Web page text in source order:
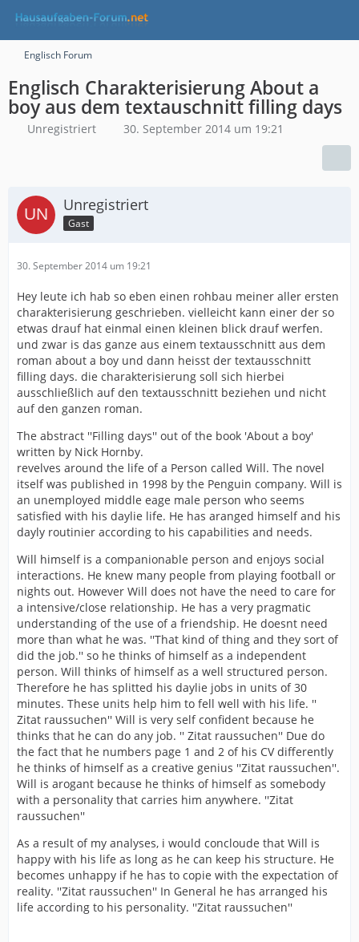
Englisch Forum
Englisch Charakterisierung About a
boy aus dem textauschnitt filling days
Unregistriert 30. September 2014 um 19:21
Unregistriert
Gast
30. September 2014 um 19:21
Hey leute ich hab so eben einen rohbau meiner aller ersten
charakterisierung geschrieben. vielleicht kann einer der so
etwas drauf hat einmal einen kleinen blick drauf werfen.
und zwar is das ganze aus einem textausschnitt aus dem
roman about a boy und dann heisst der textausschnitt
filling days. die charakterisierung soll sich hierbei
ausschließlich auf den textausschnitt beziehen und nicht
auf den ganzen roman.
The abstract ''Filling days'' out of the book 'About a boy'
written by Nick Hornby.
revelves around the life of a Person called Will. The novel
itself was published in 1998 by the Penguin company. Will is
an unemployed middle eage male person who seems
satisfied with his daylie life. He has aranged himself and his
dayly routinier according to his capabilities and needs.
Will himself is a companionable person and enjoys social
interactions. He knew many people from playing football or
nights out. However Will does not have the need to care for
a intensive/close relationship. He has a very pragmatic
understanding of the use of a friendship. He doesnt need
more than what he was. ''That kind of thing and they sort of
did the job.'' so he thinks of himself as a independent
person. Will thinks of himself as a well structured person.
Therefore he has splitted his daylie jobs in units of 30
minutes. These units help him to fell well with his life. ''
Zitat raussuchen'' Will is very self confident because he
thinks that he can do any job. '' Zitat raussuchen'' Due do
the fact that he numbers page 1 and 2 of his CV differently
he thinks of himself as a creative genius ''Zitat raussuchen''.
Will is arogant because he thinks of himself as somebody
with a personality that carries him anywhere. ''Zitat
raussuchen''
As a result of my analyses, i would concloude that Will is
happy with his life as long as he can keep his structure. He
becomes unhappy if he has to copie with the expectation of
reality. ''Zitat raussuchen'' In General he has arranged his
life according to his personality. ''Zitat raussuchen''